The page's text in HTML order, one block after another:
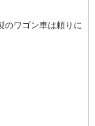
のワゴン車は頼りに